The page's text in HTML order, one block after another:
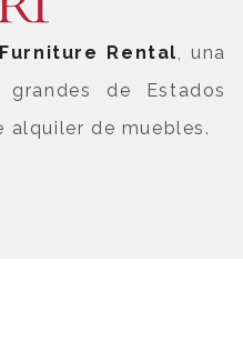
Furniture Rental, una
de Estados
alquiler de muebles.